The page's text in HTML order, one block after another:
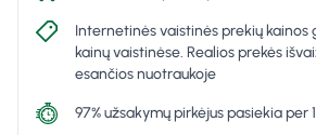
Internetinės vaistinės prekių kainos
kainų vaistinėse. Realios prekės
esančios nuotraukoje
97% užsakymų pirkėjus pasiekia per